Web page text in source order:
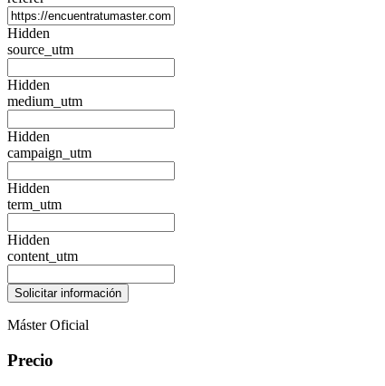
Hidden
source_utm
Hidden
medium_utm
Hidden
campaign_utm
Hidden
term_utm
Hidden
content_utm
Máster Oficial
Precio